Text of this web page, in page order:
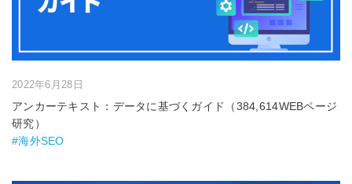
2022年6月28日
アンカーテキスト：データに基づくガイド（384,614WEBページ
研究）
#海外SEO